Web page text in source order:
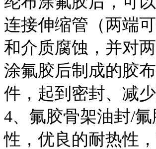
连接伸缩管（两端
和介质腐蚀，并对
涂氟胶后制成的胶
件，起到密封、减
4、氟胶骨架油封/
性，优良的耐热性